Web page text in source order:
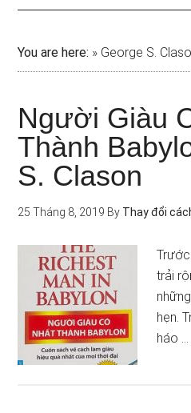
You are here: » George S.
Người Giàu
Thành
S. Clason
25 Tháng 8, 2019 By Thay đổi
trải
hẹn.
háo …